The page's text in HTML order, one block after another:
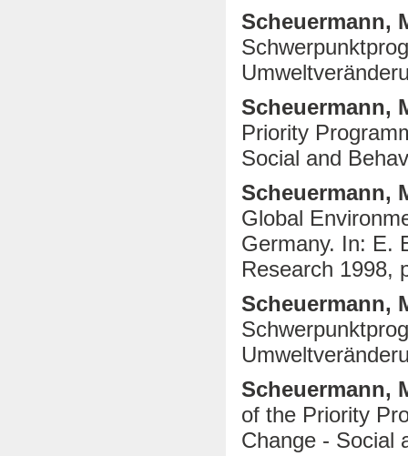
Scheuermann,
Scheuermann,
Priority
Social and
Scheuermann,
Global
Germany. In: E.
Research 1998,
Scheuermann,
Scheuermann,
of the Priority
Change - Social